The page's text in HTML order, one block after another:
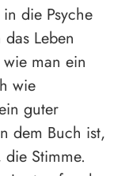
die Psyche
Leben
man ein
wie
guter
dem Buch ist,
Stimme.